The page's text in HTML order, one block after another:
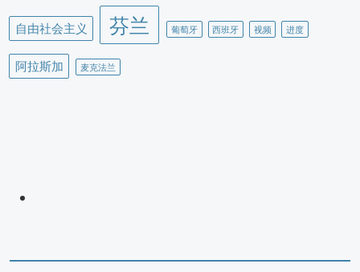
自由社会主义 芬兰 葡萄牙 西班牙 视频 进度
阿拉斯加 麦克法兰